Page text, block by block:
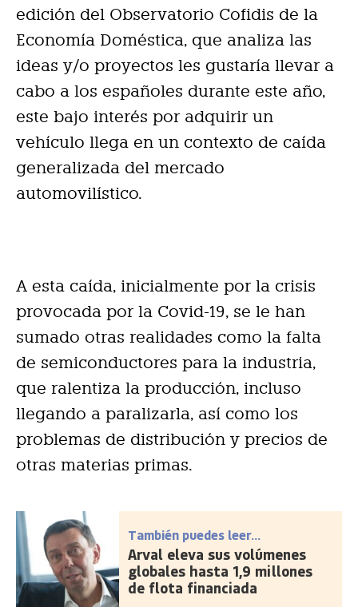
edición del Observatorio Cofidis de la
Economía Doméstica, que analiza las
ideas y/o proyectos les gustaría llevar a
cabo a los españoles durante este año,
este bajo interés por adquirir un
vehículo llega en un contexto de caída
generalizada del mercado
automovilístico.
A esta caída, inicialmente por la crisis
provocada por la Covid-19, se le han
sumado otras realidades como la falta
de semiconductores para la industria,
que ralentiza la producción, incluso
llegando a paralizarla, así como los
problemas de distribución y precios de
otras materias primas.
También puedes leer...
Arval eleva sus volúmenes
globales hasta 1,9 millones
de flota financiada